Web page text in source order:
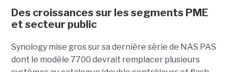
Des croissances sur les segments PME
et secteur public
Synology mise gros sur sa dernière série de NAS PAS
dont le modèle 7700 devrait remplacer plusieurs